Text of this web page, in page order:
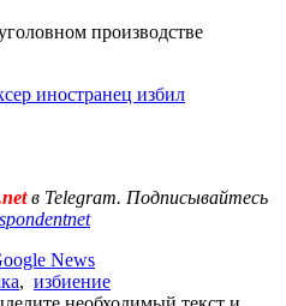
производстве
иностранец избил
в Telegram. Подписывайтесь
News
, избиение